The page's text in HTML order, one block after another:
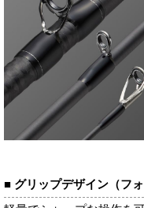
■ グリップデザイン（フォ